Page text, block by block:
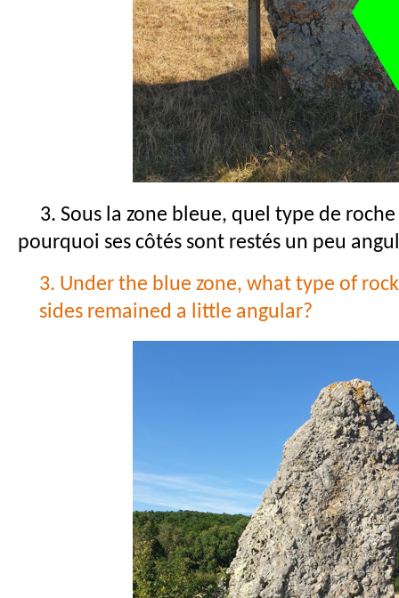
3. Sous la zone bleue, quel type de roche
pourquoi ses côtés sont restés un peu
3. Under the blue zone, what type of
sides remained a little angular?